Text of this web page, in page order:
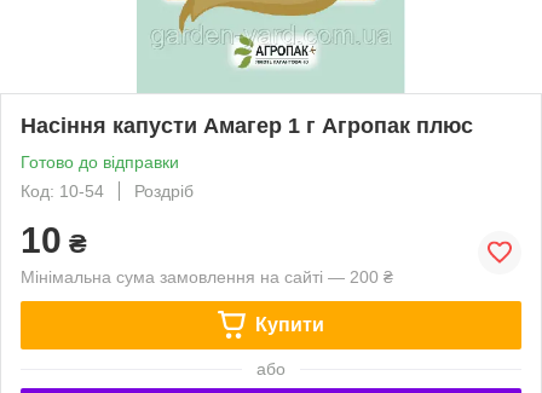
Насіння капусти Амагер 1 г Агропак плюс
Готово до відправки
Код: 10-54
Роздріб
10 ₴
Мінімальна сума замовлення на сайті — 200 ₴
Купити
або